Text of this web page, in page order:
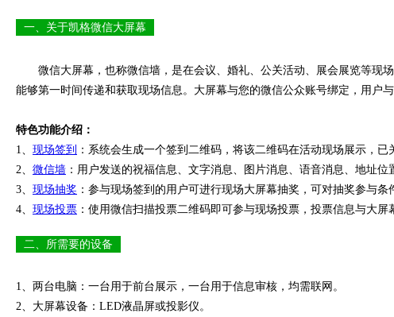
一、关于凯格微信大屏幕
微信大屏幕，也称微信墙，是在会议、婚礼、公关活动、展会展览等现
能够第一时间传递和获取现场信息。大屏幕与您的微信公众账号绑定，用户
特色功能介绍：
1、 现场签到 ：系统会生成一个签到二维码，将该二维码在活动现场展示，
2、 微信墙 ：用户发送的祝福信息、文字消息、图片消息、语音消息、地址
3、 现场抽奖 ：参与现场签到的用户可进行现场大屏幕抽奖，可对抽奖参与条
4、 现场投票 ：使用微信扫描投票二维码即可参与现场投票，投票信息与大屏
二、所需要的设备
1、两台电脑：一台用于前台展示，一台用于信息审核，均需联网。
2、大屏幕设备：LED液晶屏或投影仪。